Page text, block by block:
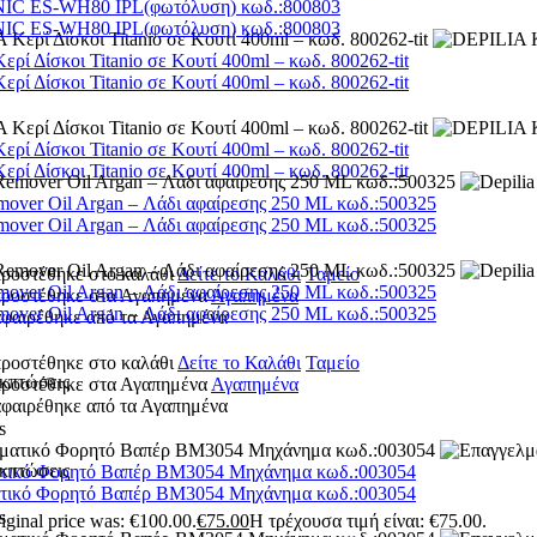
Δίσκοι Titanio σε Κουτί 400ml – κωδ. 800262-tit
Δίσκοι Titanio σε Κουτί 400ml – κωδ. 800262-tit
Oil Argan – Λάδι αφαίρεσης 250 ML κωδ.:500325
Oil Argan – Λάδι αφαίρεσης 250 ML κωδ.:500325
στο καλάθιΔείτε το Καλάθι Ταμείο
στα ΑγαπημέναΑγαπημένα
από τα Αγαπημένα
Φορητό Βαπέρ BM3054 Μηχάνημα κωδ.:003054
Φορητό Βαπέρ BM3054 Μηχάνημα κωδ.:003054
price was: €100.00.€75.00Η τρέχουσα τιμή είναι: €75.00.
ES-WH80 IPL(φωτόλυση) κωδ.:800803
ES-WH80 IPL(φωτόλυση) κωδ.:800803
Δίσκοι Titanio σε Κουτί 400ml – κωδ. 800262-tit
Δίσκοι Titanio σε Κουτί 400ml – κωδ. 800262-tit
Oil Argan – Λάδι αφαίρεσης 250 ML κωδ.:500325
Oil Argan – Λάδι αφαίρεσης 250 ML κωδ.:500325
στο καλάθι Δείτε το Καλάθι Ταμείο
στα Αγαπημένα Αγαπημένα
από τα Αγαπημένα